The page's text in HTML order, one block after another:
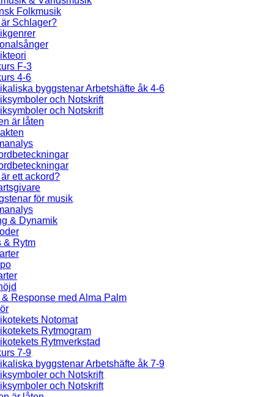
Folkmusik
Schlager?
F-3
4-6
byggstenar Arbetshäfte åk 4-6
och Notskrift
och Notskrift
är låten
ett ackord?
för musik
& Dynamik
& Rytm
Response med Alma Palm
Notomat
Rytmogram
Rytmverkstad
7-9
byggstenar Arbetshäfte åk 7-9
och Notskrift
och Notskrift